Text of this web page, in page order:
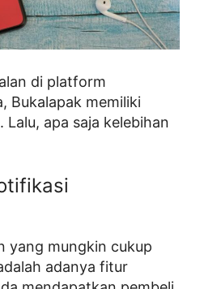
di platform
Bukalapak memiliki
Lalu, apa saja kelebihan
yang mungkin cukup
adanya fitur